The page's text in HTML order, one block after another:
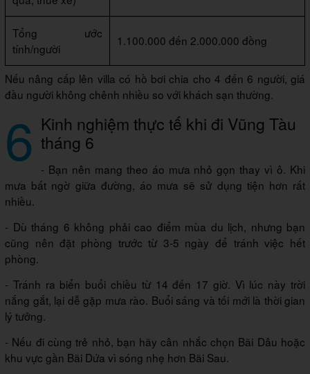
Tổng ước
tính/người
1.100.000 đến 2.000.000 đồng
Nếu nâng cấp lên villa có hồ bơi chia cho 4 đến 6 người, giá
đầu người không chênh nhiều so với khách sạn thường.
6 Kinh nghiệm thực tế khi đi Vũng Tàu
tháng 6
- Bạn nên mang theo áo mưa nhỏ gọn thay vì ô. Khi
mưa bất ngờ giữa đường, áo mưa sẽ sử dụng tiện hơn rất
nhiều.
- Dù tháng 6 không phải cao điểm mùa du lịch, nhưng bạn
cũng nên đặt phòng trước từ 3-5 ngày để tránh việc hết
phòng.
- Tránh ra biển buổi chiều từ 14 đến 17 giờ. Vì lúc này trời
nắng gắt, lại dễ gặp mưa rào. Buổi sáng và tối mới là thời gian
lý tưởng.
- Nếu đi cùng trẻ nhỏ, bạn hãy cân nhắc chọn Bãi Dâu hoặc
khu vực gần Bãi Dứa vì sóng nhẹ hơn Bãi Sau.